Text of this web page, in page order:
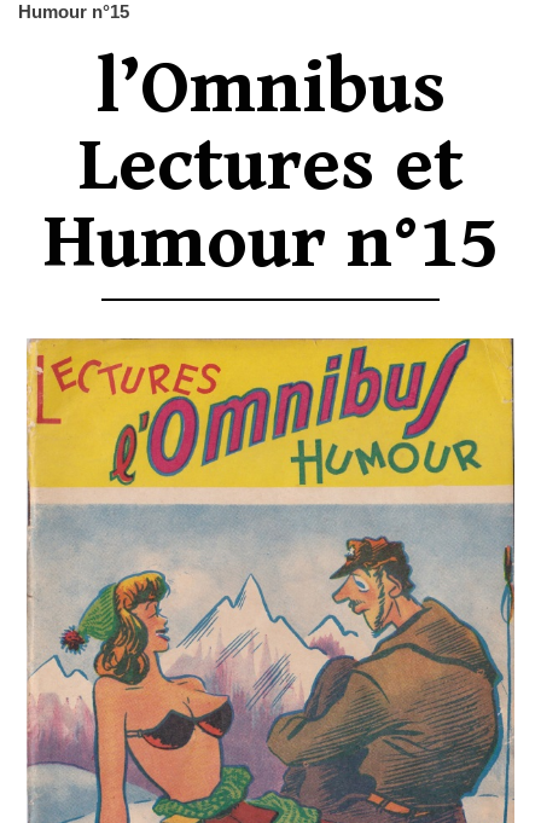
Humour n°15
l’Omnibus
Lectures et
Humour n°15